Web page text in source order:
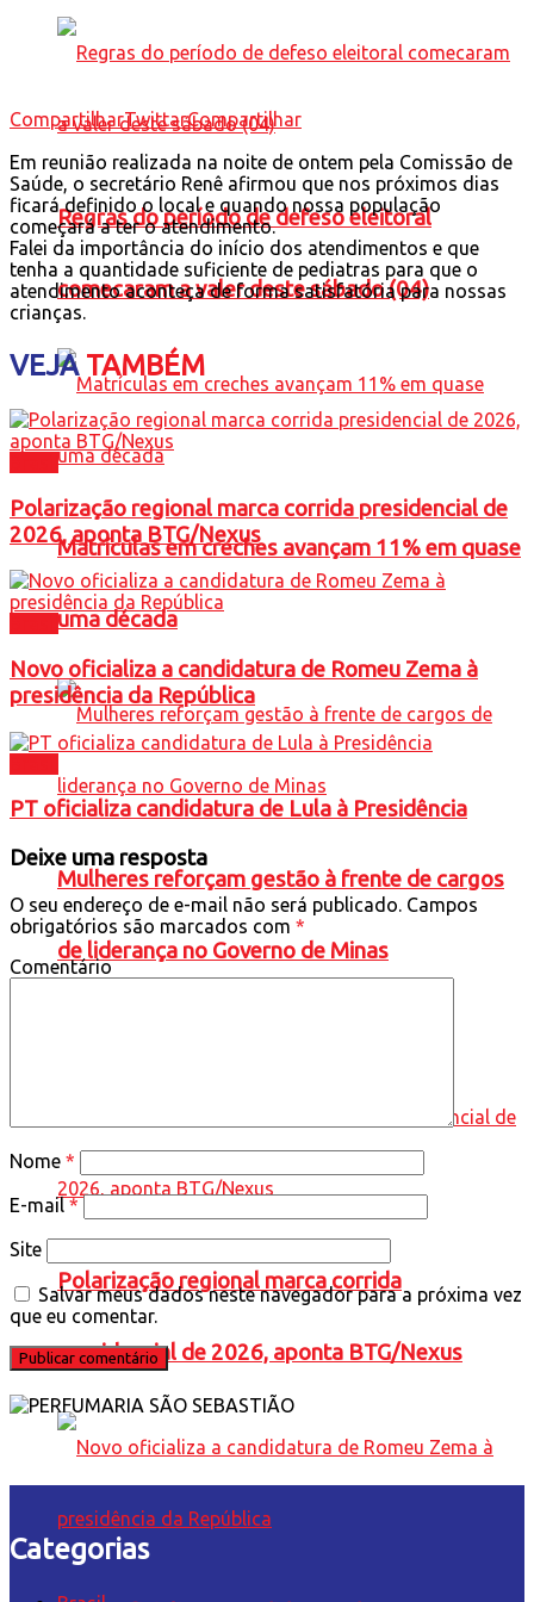
Regras do período de defeso eleitoral
comecaram a valer deste sábado (04)
Matrículas em creches avançam 11% em quase
uma década
Mulheres reforçam gestão à frente de cargos
de liderança no Governo de Minas
Polarização regional marca corrida
presidencial de 2026, aponta BTG/Nexus
CompartilharTwittarCompartilhar
Em reunião realizada na noite de ontem pela Comissão de
Saúde, o secretário Renê afirmou que nos próximos dias
ficará definido o local e quando nossa população
começará a ter o atendimento.
Falei da importância do início dos atendimentos e que
tenha a quantidade suficiente de pediatras para que o
atendimento aconteça de forma satisfatória para nossas
crianças.
VEJATAMBÉM
Polarização regional marca corrida presidencial de
2026, aponta BTG/Nexus
Novo oficializa a candidatura de Romeu Zema à
presidência da República
PT oficializa candidatura de Lula à Presidência
Deixe uma resposta
O seu endereço de e-mail não será publicado. Campos
obrigatórios são marcados com *
Comentário
Nome *
E-mail*
Site
Salvar meus dados neste navegador para a próxima vez
que eu comentar.
Categorias